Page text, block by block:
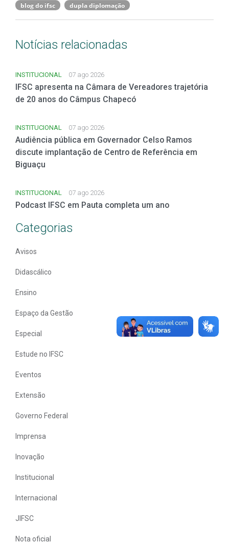
blog do ifsc
dupla diplomação
Notícias relacionadas
INSTITUCIONAL 07 ago 2026
IFSC apresenta na Câmara de Vereadores trajetória
de 20 anos do Câmpus Chapecó
INSTITUCIONAL 07 ago 2026
Audiência pública em Governador Celso Ramos
discute implantação de Centro de Referência em
Biguaçu
INSTITUCIONAL 07 ago 2026
Podcast IFSC em Pauta completa um ano
Categorias
Avisos
Didascálico
Ensino
Espaço da Gestão
Especial
Estude no IFSC
Eventos
Extensão
Governo Federal
Imprensa
Inovação
Institucional
Internacional
JIFSC
Nota oficial